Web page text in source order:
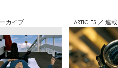
カイブ ARTICLES ／ 連載